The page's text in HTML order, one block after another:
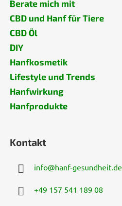
Berate mich mit
CBD und Hanf für Tiere
CBD Öl
DIY
Hanfkosmetik
Lifestyle und Trends
Hanfwirkung
Hanfprodukte
Kontakt
info@hanf-gesundheit.de
+49 157 541 189 08